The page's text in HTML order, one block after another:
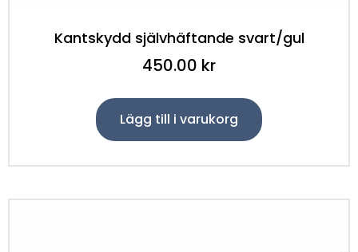
Kantskydd självhäftande svart/gul
450.00 kr
Lägg till i varukorg